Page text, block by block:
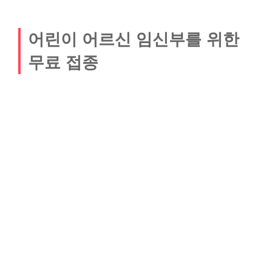
어린이 어르신 임신부를 위한
무료 접종